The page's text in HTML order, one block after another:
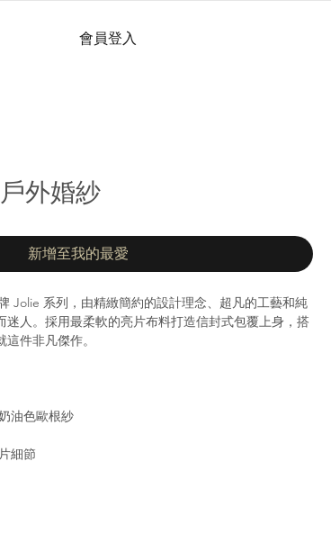
會員登入
外婚紗
新增至我的最愛
Jolie 系列，由精緻簡約的設計理念、超凡的工藝和純
迷人。採用最柔軟的亮片布料打造信封式包覆上身，搭
件非凡傑作。
油色歐根紗
細節